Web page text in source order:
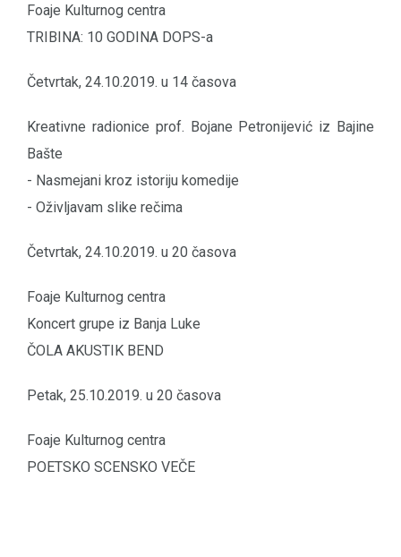
Foaje Kulturnog centra
TRIBINA: 10 GODINA DOPS-a
Četvrtak, 24.10.2019. u 14 časova
Kreativne radionice prof. Bojane Petronijević iz Bajine
Bašte
- Nasmejani kroz istoriju komedije
- Oživljavam slike rečima
Četvrtak, 24.10.2019. u 20 časova
Foaje Kulturnog centra
Koncert grupe iz Banja Luke
ČOLA AKUSTIK BEND
Petak, 25.10.2019. u 20 časova
Foaje Kulturnog centra
POETSKO SCENSKO VEČE